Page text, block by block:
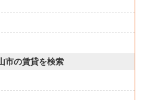
市の賃貸を検索